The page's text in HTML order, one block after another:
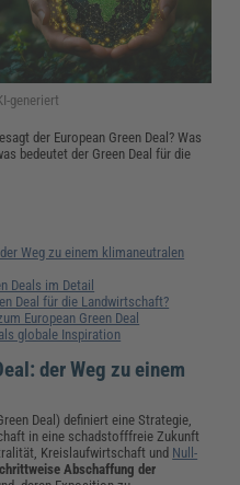
generiert
der European Green Deal? Was
bedeutet der Green Deal für die
Weg zu einem klimaneutralen
Deals im Detail
Deal für die Landwirtschaft?
European Green Deal
globale Inspiration
der Weg zu einem
Deal) definiert eine Strategie,
in eine schadstofffreie Zukunft
Kreislaufwirtschaft und Null-
Abschaffung der